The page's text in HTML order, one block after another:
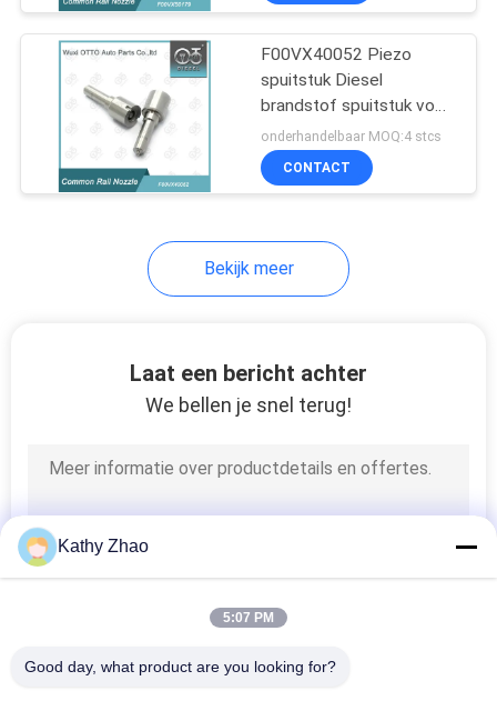
F00VX40052 Piezo
spuitstuk Diesel
brandstof spuitstuk voor
NISSAN X-TRAIL T31
2.0 DCI M9R en
0445115084/0986435350
onderhandelbaar MOQ:4 stcs
CONTACT
Bekijk meer
Laat een bericht achter
We bellen je snel terug!
Kathy Zhao
5:07 PM
Good day, what product are you looking for?